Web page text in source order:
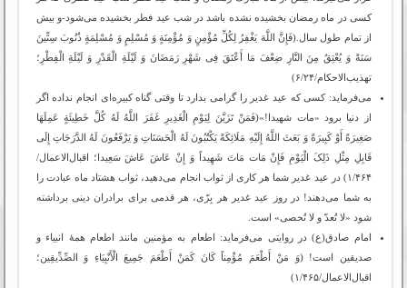
کسی در ماه رمضان بخشیده نشده باشد در شب عید فطر بخشیده می‌شود-و بیش
از تمام طول سال.(فَإِنَّ اللَّهَ یَغْفِرُ لِکُلِّ مُؤْمِنٍ وَ مُؤْمِنَةٍ وَ مُسْلِمٍ وَ مُسْلِمَةٍ ذُنُوبَ سِتِّینَ
سَنَةً وَ یُعْتِقُ مِنَ النَّارِ ضِعْفَ مَا أَعْتَقَ فِی شَهْرِ رَمَضَانَ وَ لَیْلَةِ الْقَدْرِ وَ لَیْلَةِ الْفِطْرِ؛
تهذیب‌الاحکام/۶/۲۴)
می‌فرماید: کسی که عید غدیر را گرامی بدارد تا وقتی گناه کبیره‌ای انجام نداده اگر
از دنیا برود «مات شهیدا!»(فَمَنْ تَزَیَّنَ لِیَوْمِ الْغَدِیرِ غَفَرَ اللَّهُ لَهُ کُلَّ خَطِیئَةٍ عَمِلَهَا
صَغِیرَةً أَوْ کَبِیرَةً وَ بَعَثَ اللَّهُ إِلَیْهِ مَلَائِکَةً یَکْتُبُونَ لَهُ الْحَسَنَاتِ وَ یَرْفَعُونَ لَهُ الدَّرَجَاتِ إِلَى
قَابِلِ مِثْلِ ذَلِکَ الْیَوْمِ فَإِنْ مَات‏ مَاتَ شَهِیداً وَ إِنْ عَاشَ عَاشَ سَعِیدا؛ اقبال‌الاعمال/
۱/۴۶۴) در عید غدیر شما هر کاری از ثواب انجام می‌دهید، ثواب هشتاد ماه عبادت را
به شما می‌دهند! در روز عید غدیر هر بِرّی، هر قدمی برای برادران دینی برداشته
شود «لا تُعدّ و لا تُحصی» است.
امام صادق(ع) در روایتی می‌فرماید: اطعام به مؤمنین مانند اطعام همۀ انبیاء و
صدیقین است! (وَ مَنْ أَطْعَمَ مُؤْمِناً کَانَ کَمَنْ أَطْعَمَ جَمِیعَ الْأَنْبِیَاءِ وَ الصِّدِّیقِین‏؛
اقبال‌الاعمال/۱/۴۶۵)